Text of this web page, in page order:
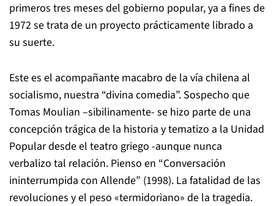
primeros tres meses del gobierno popular, ya a fines de
1972 se trata de un proyecto prácticamente librado a
su suerte.
Este es el acompañante macabro de la vía chilena al
socialismo, nuestra “divina comedia”. Sospecho que
Tomas Moulian –sibilinamente- se hizo parte de una
concepción trágica de la historia y tematizo a la Unidad
Popular desde el teatro griego -aunque nunca
verbalizo tal relación. Pienso en “Conversación
ininterrumpida con Allende” (1998). La fatalidad de las
revoluciones y el peso «termidoriano» de la tragedia.